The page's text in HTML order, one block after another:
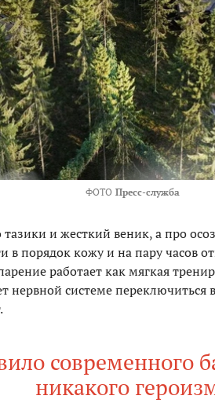
ФОТО Пресс-служба
и жесткий веник, а про
в порядок кожу и на пару часов
работает как мягкая
нервной системе переключиться
современного
никакого